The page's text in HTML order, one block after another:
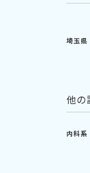
埼玉県
他の
内科系